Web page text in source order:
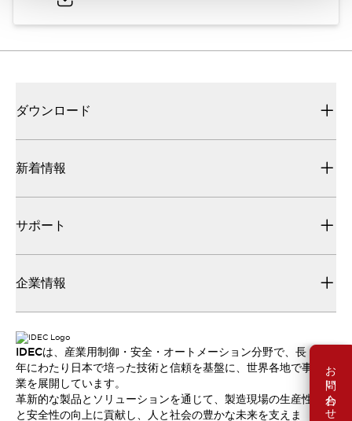
お問い合わせ
ダウンロード
新着情報
サポート
企業情報
IDECは、産業用制御・安全・オートメーション分野で、長
年にわたり日本で培った技術と信頼を基盤に、世界各地で事
業を展開しています。
革新的な製品とソリューションを通じて、製造現場の生産性
と安全性の向上に貢献し、人と社会の豊かな未来を支えま